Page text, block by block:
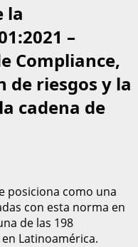
la
–
Compliance,
de riesgos y la
cadena de
posiciona como una
con esta norma en
de las 198
Latinoamérica.